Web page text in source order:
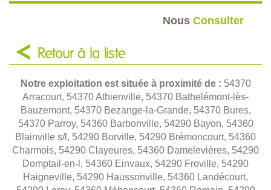
Nous Consulter
Retour à la liste
Notre exploitation est située à proximité de : 54370
Arracourt, 54370 Athienville, 54370 Bathelémont-lès-
Bauzemont, 54370 Bezange-la-Grande, 54370 Bures,
54370 Parroy, 54360 Barbonville, 54290 Bayon, 54360
Blainville s/l, 54290 Borville, 54290 Brémoncourt, 54360
Charmois, 54290 Clayeures, 54360 Damelevières, 54290
Domptail-en-l, 54360 Einvaux, 54290 Froville, 54290
Haigneville, 54290 Haussonville, 54360 Landécourt,